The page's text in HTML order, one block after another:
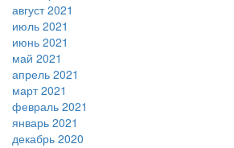
август 2021
июль 2021
июнь 2021
май 2021
апрель 2021
март 2021
февраль 2021
январь 2021
декабрь 2020